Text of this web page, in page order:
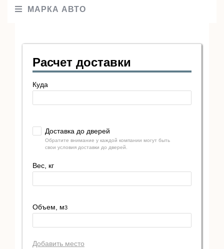
МАРКА АВТО
Расчет доставки
Куда
Доставка до дверей
Обратите внимание у каждой компании могут быть
свои условия доставки до дверей.
Вес, кг
Объем, м3
Добавить место